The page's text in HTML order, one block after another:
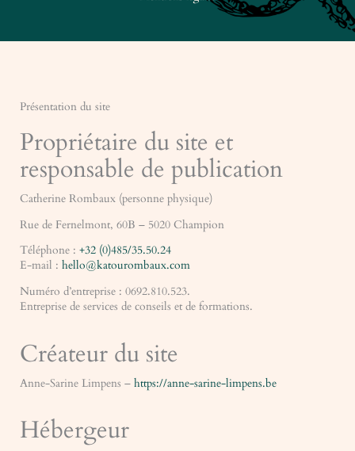
Présentation du site
Propriétaire du site et
responsable de publication
Catherine Rombaux (personne physique)
Rue de Fernelmont, 60B – 5020 Champion
Téléphone : +32 (0)485/35.50.24
E-mail : hello@katourombaux.com
Numéro d’entreprise : 0692.810.523.
Entreprise de services de conseils et de formations.
Créateur du site
Anne-Sarine Limpens – https://anne-sarine-limpens.be
Hébergeur